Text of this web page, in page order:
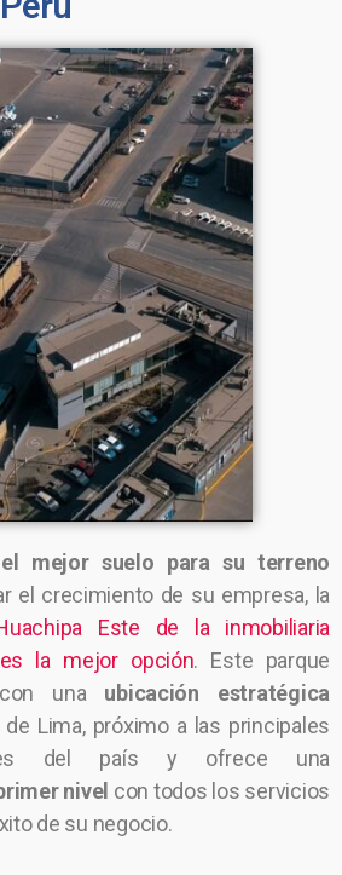
el mejor suelo para su terreno
el crecimiento de su empresa, la
Este de la inmobiliaria
la mejor opción. Este parque
una ubicación estratégica
de Lima, próximo a las principales
del país y ofrece una
nivel con todos los servicios
de su negocio.